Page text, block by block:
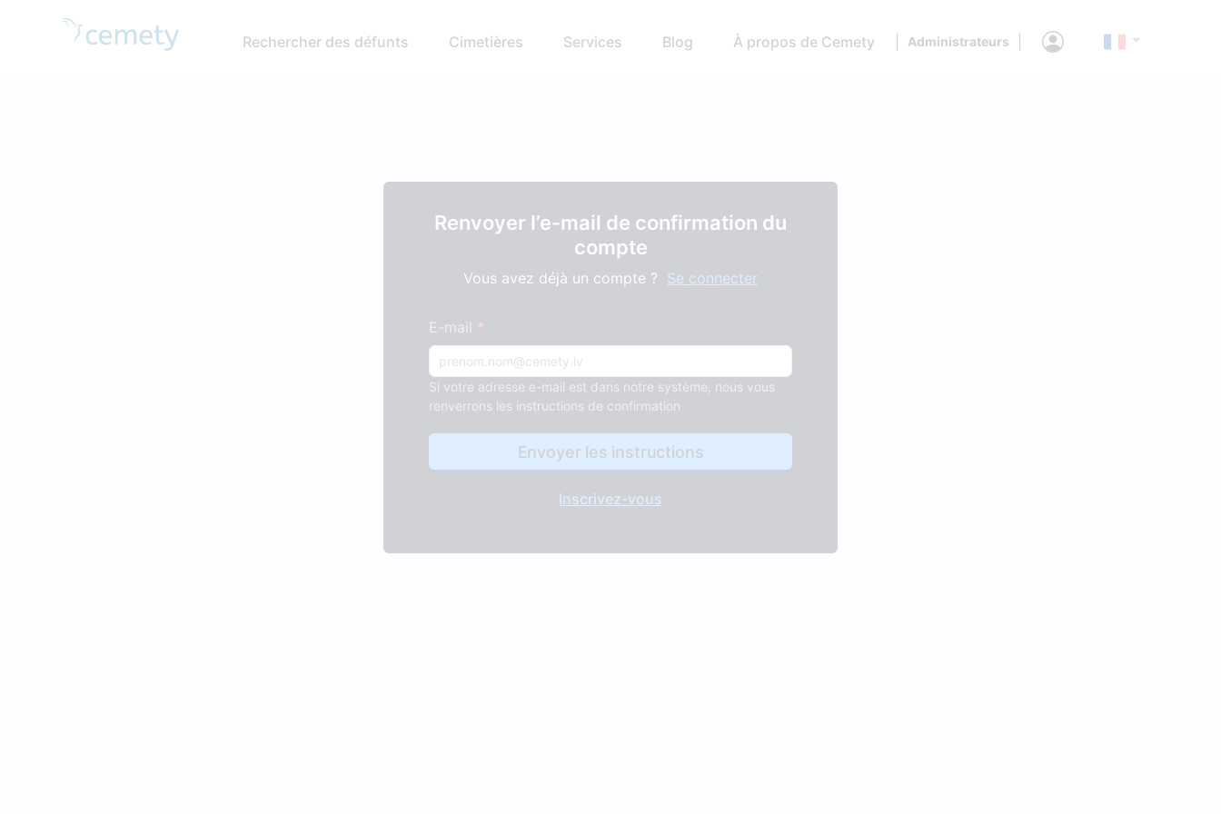
Rechercher des défunts Cimetières Services Blog À propos de Cemety Administrateurs
Renvoyer l’e-mail de confirmation du
compte
Vous avez déjà un compte ? Se connecter
E-mail
Si votre adresse e-mail est dans notre système, nous vous
renverrons les instructions de confirmation
Inscrivez-vous